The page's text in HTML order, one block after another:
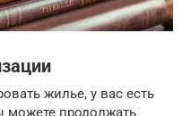
жилье, у вас есть
можете продолжать